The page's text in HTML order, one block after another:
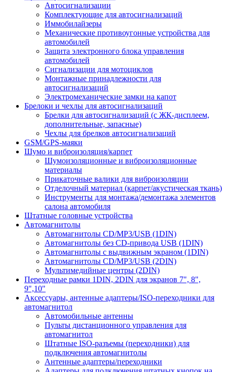
Автосигнализации
Комплектующие для автосигнализаций
Иммобилайзеры
Механические противоугонные устройства для
автомобилей
Защита электронного блока управления
автомобилей
Сигнализации для мотоциклов
Монтажные принадлежности для
автосигнализаций
Электромеханические замки на капот
Брелоки и чехлы для автосигнализаций
Брелки для автосигнализаций (с ЖК-дисплеем,
дополнительные, запасные)
Чехлы для брелков автосигнализаций
GSM/GPS-маяки
Шумо и виброизоляция/карпет
Шумоизоляционные и виброизоляционные
материалы
Прикаточные валики для виброизоляции
Отделочный материал (карпет/акустическая ткань)
Инструменты для монтажа/демонтажа элементов
салона автомобиля
Штатные головные устройства
Автомагнитолы
Автомагнитолы CD/MP3/USB (1DIN)
Автомагнитолы без CD-привода USB (1DIN)
Автомагнитолы с выдвижным экраном (1DIN)
Автомагнитолы CD/MP3/USB (2DIN)
Мультимедийные центры (2DIN)
Переходные рамки 1DIN, 2DIN для экранов 7", 8",
9",10"
Аксессуары, антенные адаптеры/ISO-переходники для
автомагнитол
Автомобильные антенны
Пульты дистанционного управления для
автомагнитол
Штатные ISO-разъемы (переходники) для
подключения автомагнитолы
Антенные адаптеры/переходники